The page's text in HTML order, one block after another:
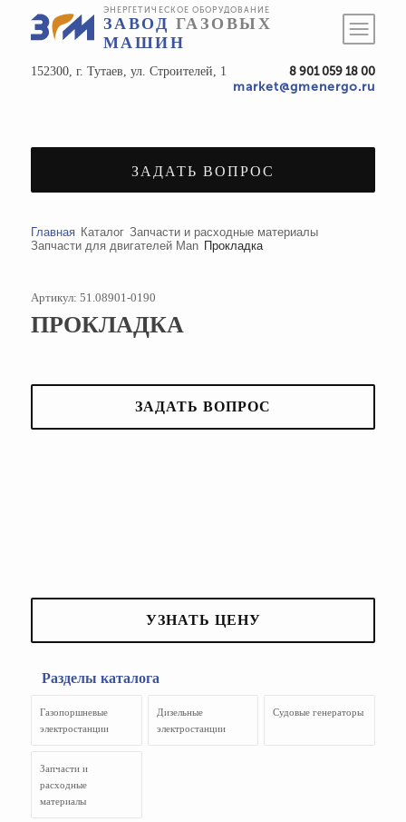
ЭНЕРГЕТИЧЕСКОЕ ОБОРУДОВАНИЕ
ЗАВОД ГАЗОВЫХ
МАШИН
152300, г. Тутаев, ул. Строителей, 1 8 901 059 18 00
market@gmenergo.ru
ЗАДАТЬ ВОПРОС
Главная Каталог Запчасти и расходные материалы
Запчасти для двигателей Man Прокладка
Артикул: 51.08901-0190
ПРОКЛАДКА
ЗАДАТЬ ВОПРОС
УЗНАТЬ ЦЕНУ
Разделы каталога
Газопоршневые
электростанции
Дизельные
электростанции
Судовые генераторы
Запчасти и
расходные
материалы